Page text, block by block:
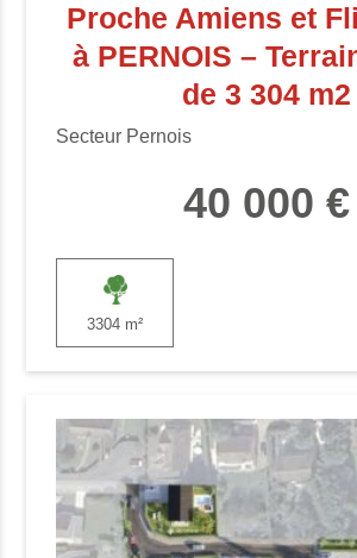
Proche Amiens et
à PERNOIS –
de 3 304 m2
Secteur Pernois
40 000 €
3304 m²